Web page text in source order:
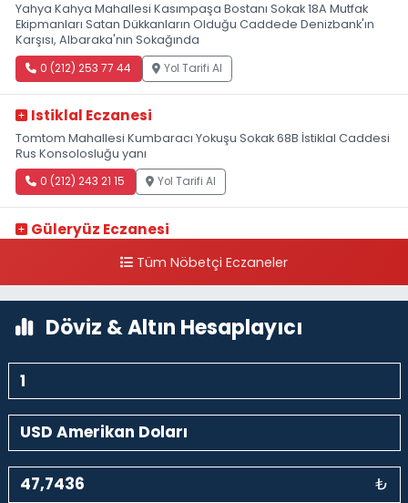
Yahya Kahya Mahallesi Kasımpaşa Bostanı Sokak 18A Mutfak
Ekipmanları Satan Dükkanların Olduğu Caddede Denizbank'ın
Karşısı, Albaraka'nın Sokağında
0 (212) 253 77 44 Yol Tarifi Al
Istiklal Eczanesi
Tomtom Mahallesi Kumbaracı Yokuşu Sokak 68B İstiklal Caddesi
Rus Konsolosluğu yanı
0 (212) 243 21 15 Yol Tarifi Al
Güleryüz Eczanesi
kalaycıbahçe Meydana DoğruTüm Nöbetçi Eczaneler
Döviz & Altın Hesaplayıcı
₺